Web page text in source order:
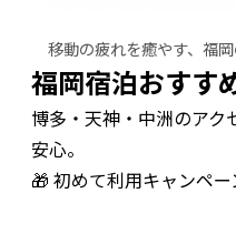
移動の疲れを癒やす、福
福岡宿泊おすす
博多・天神・中洲のアク
安心。
🎁 初めて利用キャンペー